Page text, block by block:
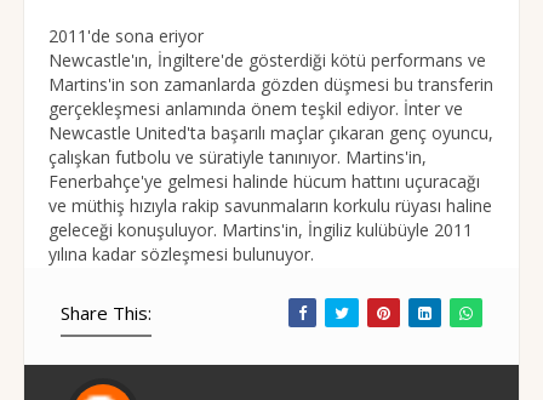
2011'de sona eriyor
Newcastle'ın, İngiltere'de gösterdiği kötü performans ve
Martins'in son zamanlarda gözden düşmesi bu transferin
gerçekleşmesi anlamında önem teşkil ediyor. İnter ve
Newcastle United'ta başarılı maçlar çıkaran genç oyuncu,
çalışkan futbolu ve süratiyle tanınıyor. Martins'in,
Fenerbahçe'ye gelmesi halinde hücum hattını uçuracağı
ve müthiş hızıyla rakip savunmaların korkulu rüyası haline
geleceği konuşuluyor. Martins'in, İngiliz kulübüyle 2011
yılına kadar sözleşmesi bulunuyor.
Share This: